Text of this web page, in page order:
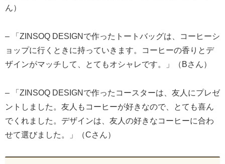
ん）
– 「ZINSOQ DESIGNで作ったトートバッグは、コーヒーシ
ョップに行くときに持っていきます。コーヒーの香りとデ
ザインがマッチして、とてもオシャレです。」（Bさん）
– 「ZINSOQ DESIGNで作ったコースターは、友人にプレゼ
ントしました。友人もコーヒーが好きなので、とても喜ん
でくれました。デザインは、友人の好きなコーヒーに合わ
せて選びました。」（Cさん）